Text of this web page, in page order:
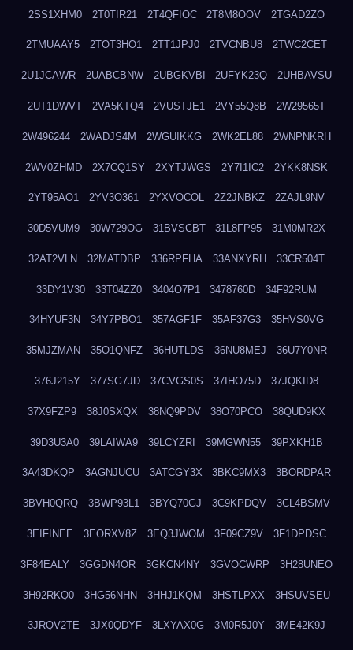
2SS1XHM0 2T0TIR21 2T4QFIOC 2T8M8OOV 2TGAD2ZO
2TMUAAY5 2TOT3HO1 2TT1JPJ0 2TVCNBU8 2TWC2CET
2U1JCAWR 2UABCBNW 2UBGKVBI 2UFYK23Q 2UHBAVSU
2UT1DWVT 2VA5KTQ4 2VUSTJE1 2VY55Q8B 2W29565T
2W496244 2WADJS4M 2WGUIKKG 2WK2EL88 2WNPNKRH
2WV0ZHMD 2X7CQ1SY 2XYTJWGS 2Y7I1IC2 2YKK8NSK
2YT95AO1 2YV3O361 2YXVOCOL 2Z2JNBKZ 2ZAJL9NV
30D5VUM9 30W729OG 31BVSCBT 31L8FP95 31M0MR2X
32AT2VLN 32MATDBP 336RPFHA 33ANXYRH 33CR504T
33DY1V30 33T04ZZ0 3404O7P1 3478760D 34F92RUM
34HYUF3N 34Y7PBO1 357AGF1F 35AF37G3 35HVS0VG
35MJZMAN 35O1QNFZ 36HUTLDS 36NU8MEJ 36U7Y0NR
376J215Y 377SG7JD 37CVGS0S 37IHO75D 37JQKID8
37X9FZP9 38J0SXQX 38NQ9PDV 38O70PCO 38QUD9KX
39D3U3A0 39LAIWA9 39LCYZRI 39MGWN55 39PXKH1B
3A43DKQP 3AGNJUCU 3ATCGY3X 3BKC9MX3 3BORDPAR
3BVH0QRQ 3BWP93L1 3BYQ70GJ 3C9KPDQV 3CL4BSMV
3EIFINEE 3EORXV8Z 3EQ3JWOM 3F09CZ9V 3F1DPDSC
3F84EALY 3GGDN4OR 3GKCN4NY 3GVOCWRP 3H28UNEO
3H92RKQ0 3HG56NHN 3HHJ1KQM 3HSTLPXX 3HSUVSEU
3JRQV2TE 3JX0QDYF 3LXYAX0G 3M0R5J0Y 3ME42K9J